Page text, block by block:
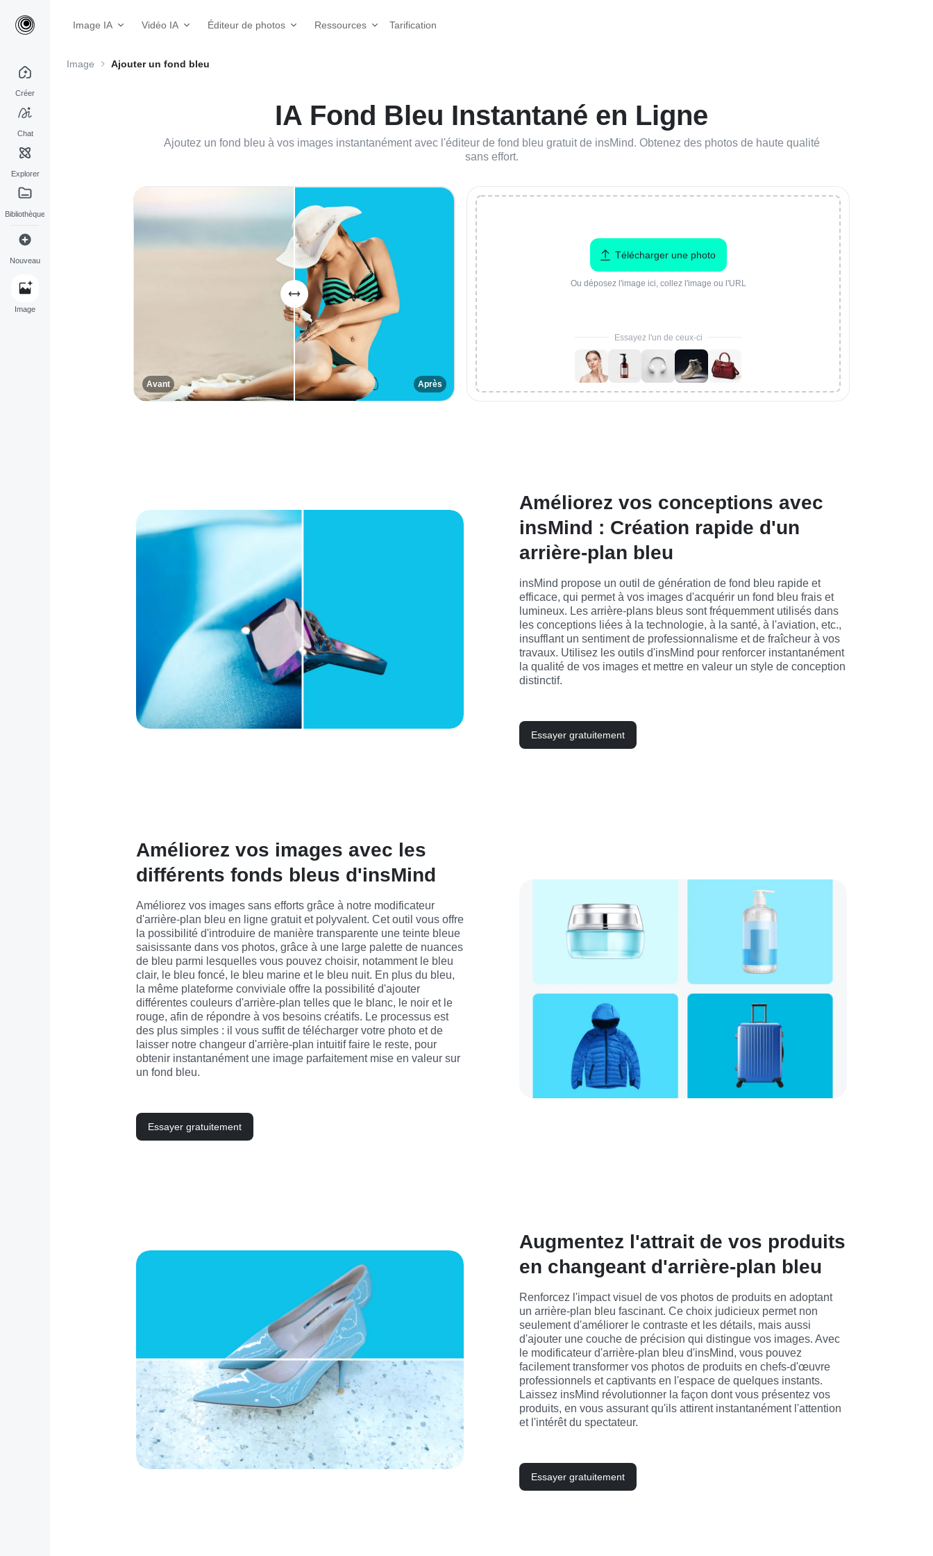
Image IA Vidéo IA Éditeur de photos Ressources Tarification
Créer
Chat
Explorer
Bibliothèque
Nouveau
Image
Image Ajouter un fond bleu
IA Fond Bleu Instantané en Ligne
Ajoutez un fond bleu à vos images instantanément avec l'éditeur de fond bleu gratuit de insMind. Obtenez des photos de haute qualité
sans effort.
Après
Avant
Télécharger une photo
Ou déposez l'image ici, collez l'image ou l'URL
Essayez l'un de ceux-ci
Améliorez vos conceptions avec
insMind : Création rapide d'un
arrière-plan bleu
insMind propose un outil de génération de fond bleu rapide et
efficace, qui permet à vos images d'acquérir un fond bleu frais et
lumineux. Les arrière-plans bleus sont fréquemment utilisés dans
les conceptions liées à la technologie, à la santé, à l'aviation, etc.,
insufflant un sentiment de professionnalisme et de fraîcheur à vos
travaux. Utilisez les outils d'insMind pour renforcer instantanément
la qualité de vos images et mettre en valeur un style de conception
distinctif.
Essayer gratuitement
Améliorez vos images avec les
différents fonds bleus d'insMind
Améliorez vos images sans efforts grâce à notre modificateur
d'arrière-plan bleu en ligne gratuit et polyvalent. Cet outil vous offre
la possibilité d'introduire de manière transparente une teinte bleue
saisissante dans vos photos, grâce à une large palette de nuances
de bleu parmi lesquelles vous pouvez choisir, notamment le bleu
clair, le bleu foncé, le bleu marine et le bleu nuit. En plus du bleu,
la même plateforme conviviale offre la possibilité d'ajouter
différentes couleurs d'arrière-plan telles que le blanc, le noir et le
rouge, afin de répondre à vos besoins créatifs. Le processus est
des plus simples : il vous suffit de télécharger votre photo et de
laisser notre changeur d'arrière-plan intuitif faire le reste, pour
obtenir instantanément une image parfaitement mise en valeur sur
un fond bleu.
Essayer gratuitement
Augmentez l'attrait de vos produits
en changeant d'arrière-plan bleu
Renforcez l'impact visuel de vos photos de produits en adoptant
un arrière-plan bleu fascinant. Ce choix judicieux permet non
seulement d'améliorer le contraste et les détails, mais aussi
d'ajouter une couche de précision qui distingue vos images. Avec
le modificateur d'arrière-plan bleu d'insMind, vous pouvez
facilement transformer vos photos de produits en chefs-d'œuvre
professionnels et captivants en l'espace de quelques instants.
Laissez insMind révolutionner la façon dont vous présentez vos
produits, en vous assurant qu'ils attirent instantanément l'attention
et l'intérêt du spectateur.
Essayer gratuitement